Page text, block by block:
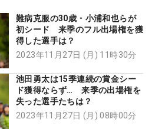
難病克服の30歳・小浦和也らが
初シード 来季のフル出場権を獲
得した選手は？
2023年11月27日 (月) 11時30分
池田勇太は15季連続の賞金シー
ド獲得ならず… 来季の出場権を
失った選手たちは？
2023年11月27日 (月) 08時00分